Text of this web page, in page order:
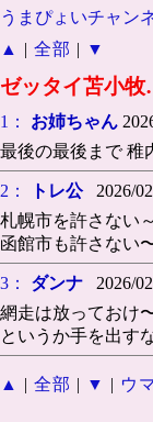
うまぴょいチャン
▲
| 全部 | ▼
ゼッタイ苫小
1： お姉ちゃん
最後の最後まで 稚
2： トレ公2026/
札幌市を許さない～
函館市も許さない
3： ダンナ 2026/
網走は放っておけ
というか手を出す
▲ | 全部 | ▼ | ウ